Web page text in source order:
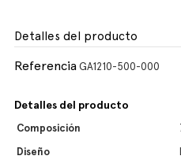
Detalles del producto
Referencia GA1210-500-000
Detalles del producto
Composición
Diseño